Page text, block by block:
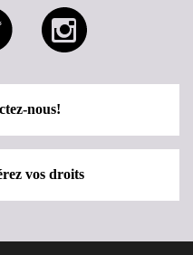
nous!
vos droits